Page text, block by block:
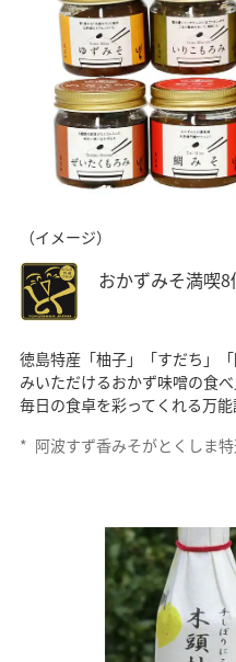
（イメージ）
おかずみそ満喫
徳島特産「柚子」「すだち」
みいただけるおかず味噌の食べ
毎日の食卓を彩ってくれる万能
* 阿波すず香みそがとくしま